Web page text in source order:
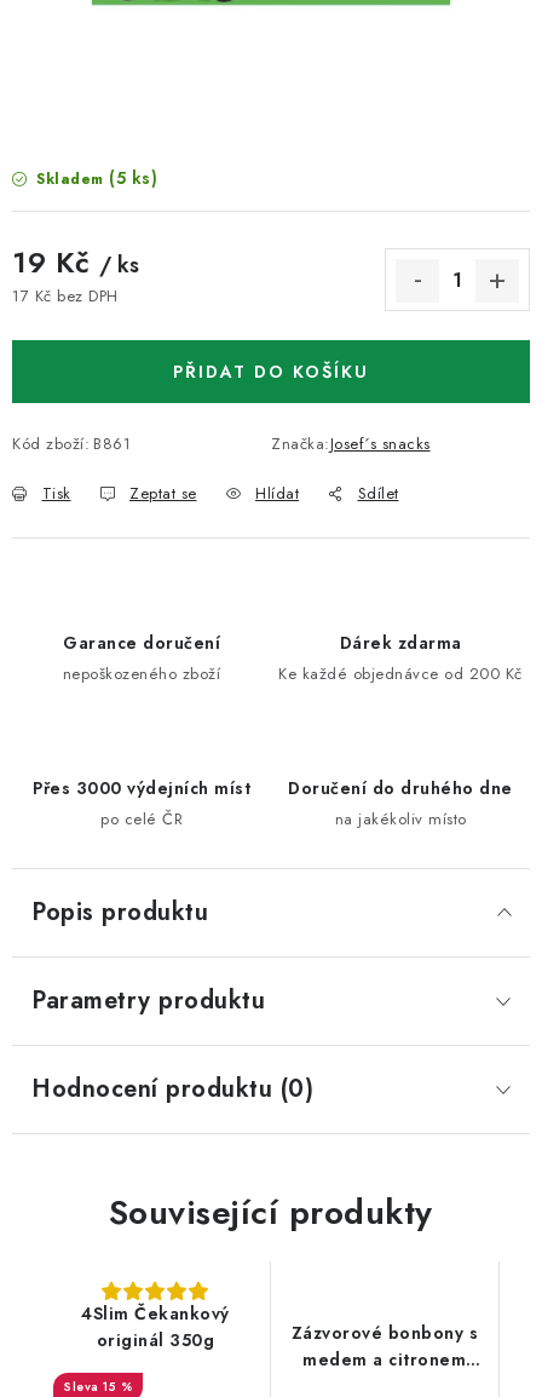
Podmínky ochrany osobních údajů
Skladem (5 ks)
19 Kč / ks
17 Kč bez DPH
PŘIDAT DO KOŠÍKU
Kód zboží: B861 Značka:Josef´s snacks
Tisk Zeptat se Hlídat Sdílet
Garance doručení
nepoškozeného zboží
Dárek zdarma
Ke každé objednávce od 200 Kč
Přes 3000 výdejních míst
po celé ČR
Doručení do druhého dne
na jakékoliv místo
Popis produktu
Parametry produktu
Hodnocení produktu (0)
Související produkty
4Slim Čekankový
originál 350g
15 %
Zázvorové bonbony s
medem a citronem